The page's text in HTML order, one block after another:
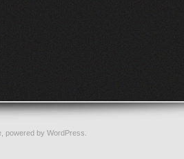
, powered by WordPress